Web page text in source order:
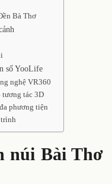
Bà Thơ
số YooLife
nghệ VR360
tương tác 3D
phương tiện
núi Bài Thơ